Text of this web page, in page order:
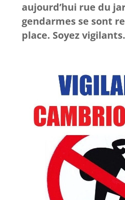
aujourd’hui rue du
gendarmes se sont
place. Soyez vigilants.